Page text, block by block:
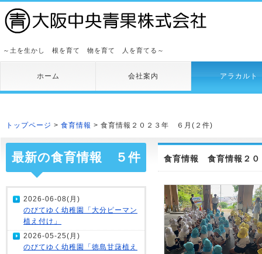
～土を生かし 根を育て 物を育て 人を育てる～
ホーム 会社案内 アラカルト
トップページ > 食育情報 > 食育情報２０２３年 ６月(２件)
食育情報 食育情報２
最新の食育情報 ５件
2026-06-08(月)
のびてゆく幼稚園「大分ピーマン
植え付け」
2026-05-25(月)
のびてゆく幼稚園「徳島甘藷植え